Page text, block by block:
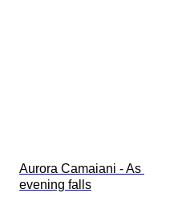
Aurora Camaiani - As
evening falls